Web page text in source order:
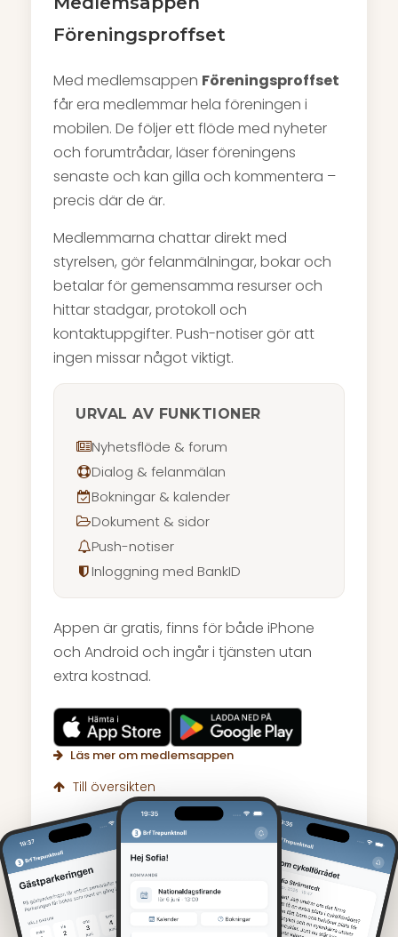
Föreningsproffset
Med medlemsappen Föreningsproffset
får era medlemmar hela föreningen i
mobilen. De följer ett flöde med nyheter
och forumtrådar, läser föreningens
senaste och kan gilla och kommentera –
precis där de är.
Medlemmarna chattar direkt med
styrelsen, gör felanmälningar, bokar och
betalar för gemensamma resurser och
hittar stadgar, protokoll och
kontaktuppgifter. Push-notiser gör att
ingen missar något viktigt.
URVAL AV FUNKTIONER
Nyhetsflöde & forum
Dialog & felanmälan
Bokningar & kalender
Dokument & sidor
Push-notiser
Inloggning med BankID
Appen är gratis, finns för både iPhone
och Android och ingår i tjänsten utan
extra kostnad.
Läs mer om medlemsappen
Till översikten